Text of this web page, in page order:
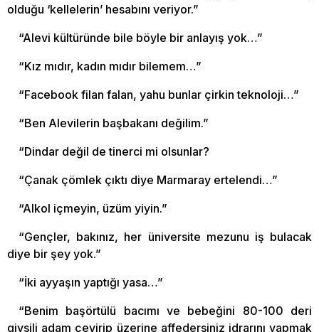
olduğu ‘kellelerin’ hesabını veriyor.”
“Alevi kültüründe bile böyle bir anlayış yok…”
“Kız mıdır, kadın mıdır bilemem…”
“Facebook filan falan, yahu bunlar çirkin teknoloji…”
“Ben Alevilerin başbakanı değilim.”
“Dindar değil de tinerci mi olsunlar?
“Çanak çömlek çıktı diye Marmaray ertelendi…”
“Alkol içmeyin, üzüm yiyin.”
“Gençler, bakınız, her üniversite mezunu iş bulacak
diye bir şey yok.”
“İki ayyaşın yaptığı yasa…”
“Benim başörtülü bacımı ve bebeğini 80-100 deri
giysili adam çevirip üzerine affedersiniz idrarını yapmak